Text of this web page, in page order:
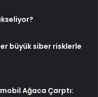
büyük siber risklerle
Ağaca Çarptı: